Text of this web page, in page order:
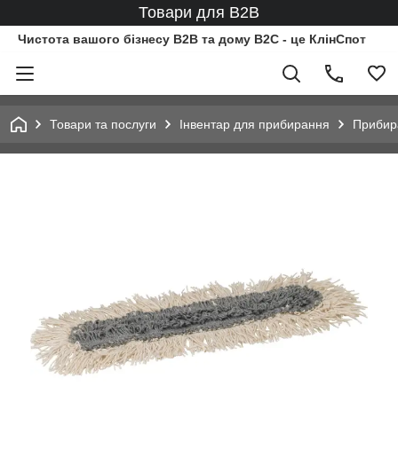
Товари для B2B
Чистота вашого бізнесу B2B та дому B2C - це КлінСпот
Товари та послуги Інвентар для прибирання